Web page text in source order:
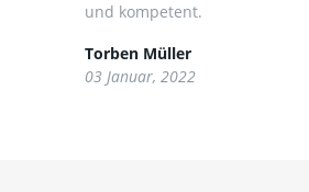
und kompetent.
Torben Müller
03 Januar, 2022